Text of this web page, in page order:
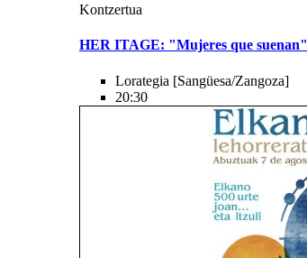
Kontzertua
HER ITAGE: "Mujeres que suenan"
Lorategia [Sangüesa/Zangoza]
20:30